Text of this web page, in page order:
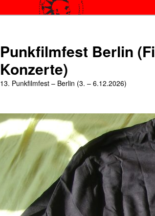
Punkfilmfest Berlin
Konzerte)
13. Punkfilmfest – Berlin (3. – 6.12.2026)